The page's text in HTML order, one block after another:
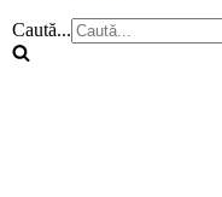
Caută...